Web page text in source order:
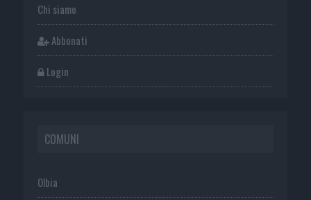
Chi siamo
Abbonati
Login
COMUNI
Olbia